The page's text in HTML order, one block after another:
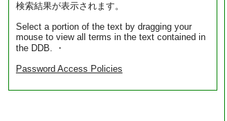
検索結果が表示されます。
Select a portion of the text by dragging your
mouse to view all terms in the text contained in
the DDB. ・
Password Access Policies